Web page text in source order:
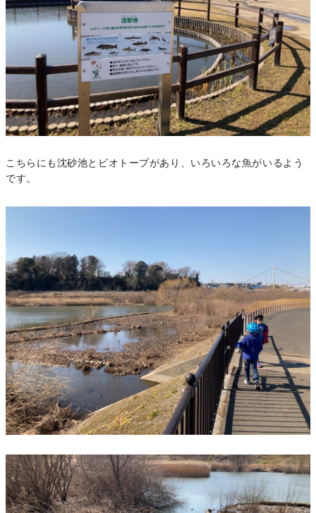
こちらにも沈砂池とビオトープがあり、いろいろな魚がいるよう
です。